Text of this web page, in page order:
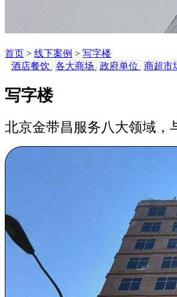
首页 > 线下案例 > 写字楼
酒店餐饮 各大商场 政府单位 商超市
写字楼
北京金带昌服务八大领域，